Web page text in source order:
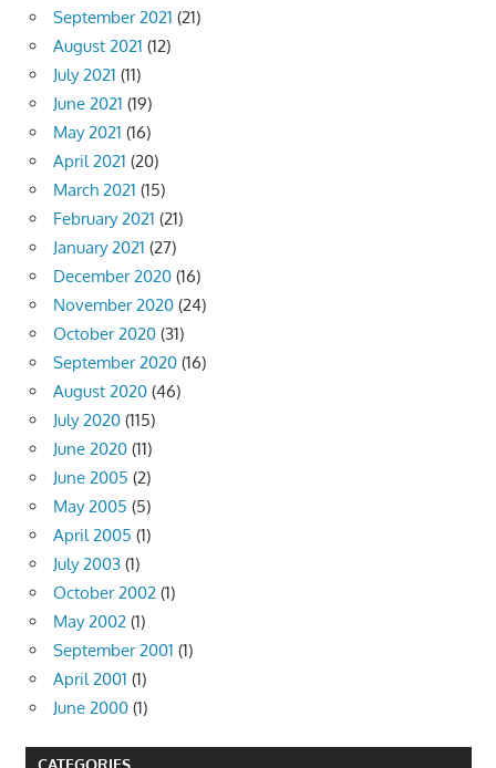
September 2021 (21)
August 2021 (12)
July 2021 (11)
June 2021 (19)
May 2021 (16)
April 2021 (20)
March 2021 (15)
February 2021 (21)
January 2021 (27)
December 2020 (16)
November 2020 (24)
October 2020 (31)
September 2020 (16)
August 2020 (46)
July 2020 (115)
June 2020 (11)
June 2005 (2)
May 2005 (5)
April 2005 (1)
July 2003 (1)
October 2002 (1)
May 2002 (1)
September 2001 (1)
April 2001 (1)
June 2000 (1)
CATEGORIES